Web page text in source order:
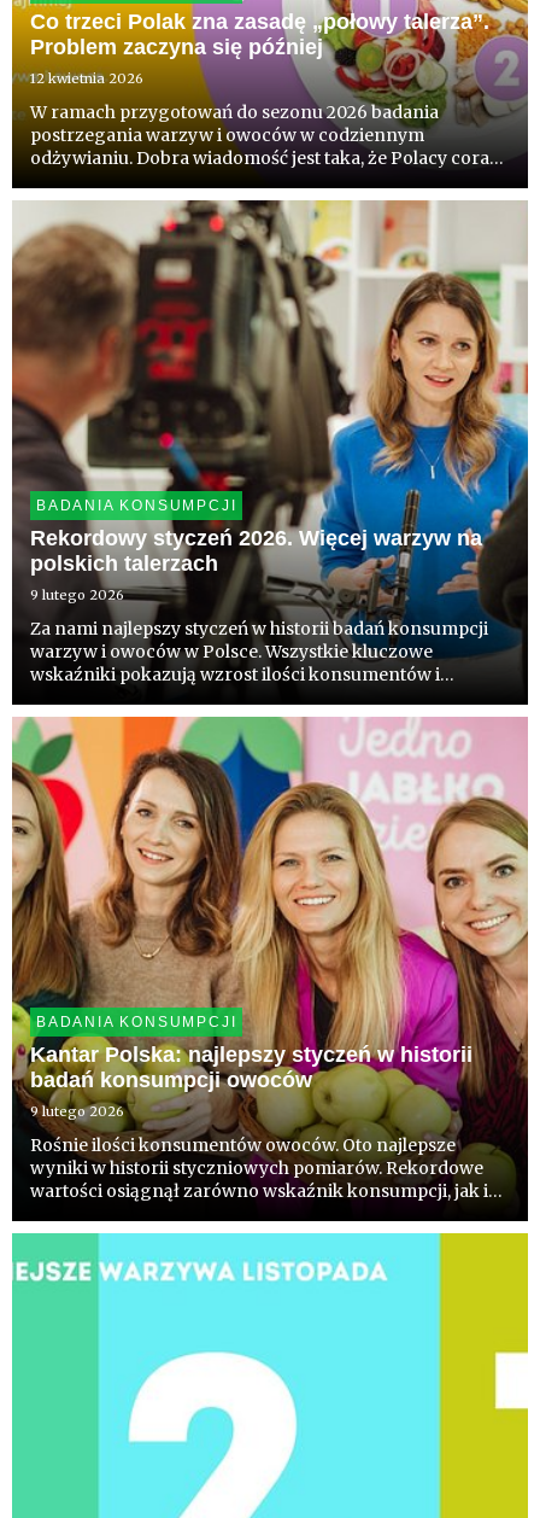
Co trzeci Polak zna zasadę „połowy talerza”.
Problem zaczyna się później
12 kwietnia 2026
W ramach przygotowań do sezonu 2026 badania
postrzegania warzyw i owoców w codziennym
odżywianiu. Dobra wiadomość jest taka, że Polacy coraz
blisko 1/3 wie, że warzywa i owoce powinny stanowić
połowę tego co jemy. Badania...
BADANIA KONSUMPCJI
Rekordowy styczeń 2026. Więcej warzyw na
polskich talerzach
9 lutego 2026
Za nami najlepszy styczeń w historii badań konsumpcji
warzyw i owoców w Polsce. Wszystkie kluczowe
wskaźniki pokazują wzrost ilości konsumentów i
producentów i kreatorów polityki zdrowotnej.
BADANIA KONSUMPCJI
Kantar Polska: najlepszy styczeń w historii
badań konsumpcji owoców
9 lutego 2026
Rośnie ilości konsumentów owoców. Oto najlepsze
wyniki w historii styczniowych pomiarów. Rekordowe
wartości osiągnął zarówno wskaźnik konsumpcji, jak i
wskaźnik „Wczoraj na talerzu” zanotował drugi
najwyższy wynik w historii...